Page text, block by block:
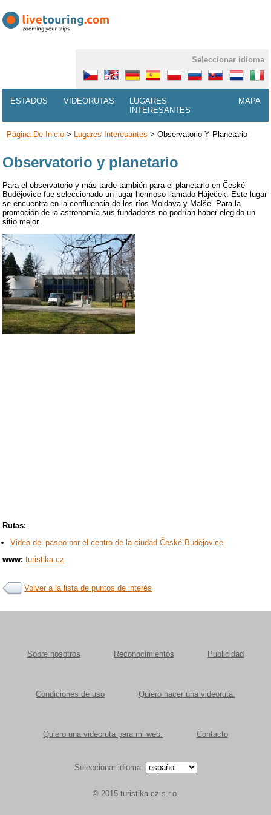
Seleccionar idioma
ESTADOS VIDEORUTAS
LUGARES
INTERESANTES
MAPA
Página De Inicio> Lugares Interesantes > Observatorio Y Planetario
Observatorio y planetario
Para el observatorio y más tarde también para el planetario en České
Budějovice fue seleccionado un lugar hermoso llamado Háječek. Este lugar
se encuentra en la confluencia de los ríos Moldava y Malše. Para la
promoción de la astronomía sus fundadores no podrían haber elegido un
sitio mejor.
Rutas:
Video del paseo por el centro de la ciudad České Budějovice
www: turistika.cz
Volver a la lista de puntos de interés
Sobre nosotros Reconocimientos Publicidad
Condiciones de uso Quiero hacer una videoruta.
Quiero una videoruta para mi web. Contacto
Seleccionar idioma:
© 2015 turistika.cz s.r.o.